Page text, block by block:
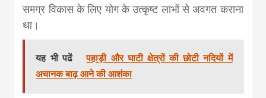
समग्र विकास के लिए योग के उत्कृष्ट लाभों से अवगत कराना
था।
यह भी पढें
पहाड़ी और घाटी क्षेत्रों की छोटी नदियों में
अचानक बाढ़ आने की आशंका